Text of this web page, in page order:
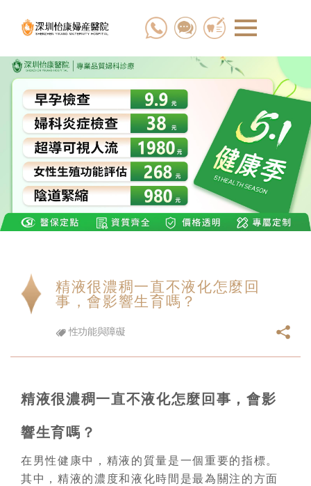
精液很濃稠一直不液化怎麼回
事，會影響生育嗎？
性功能與障礙
精液很濃稠一直不液化怎麼回事，會影
響生育嗎？
在男性健康中，精液的質量是一個重要的指標。
其中，精液的濃度和液化時間是最為關注的方面